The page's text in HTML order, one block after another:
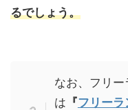
るでしょう。
なお、フリ
は 『フリー